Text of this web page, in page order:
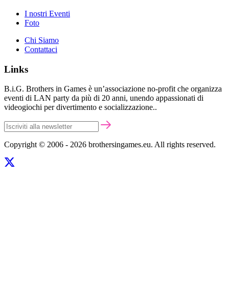
I nostri Eventi
Foto
Chi Siamo
Contattaci
Links
B.i.G. Brothers in Games è un’associazione no-profit che organizza
eventi di LAN party da più di 20 anni, unendo appassionati di
videogiochi per divertimento e socializzazione..
Copyright © 2006 - 2026 brothersingames.eu. All rights reserved.